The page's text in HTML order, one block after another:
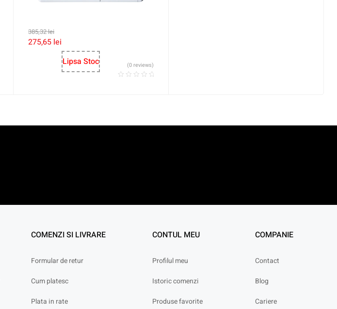
385,32lei
275,65 lei
Lipsa Stoc
(0 reviews)
COMENZI SI LIVRARE
Formular de retur
Cum platesc
Plata in rate
CONTUL MEU
Profilul meu
Istoric comenzi
Produse favorite
COMPANIE
Contact
Blog
Cariere